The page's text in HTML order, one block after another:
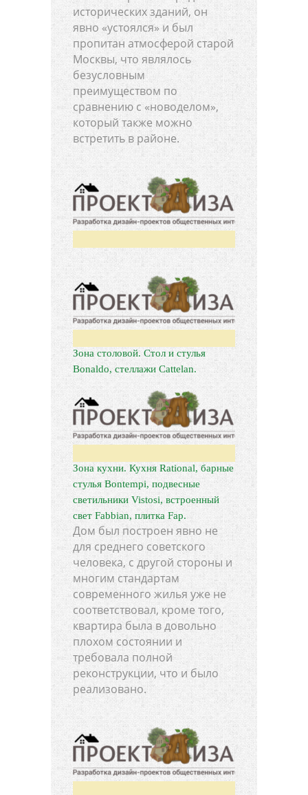
исторических зданий, он
явно «устоялся» и был
пропитан атмосферой старой
Москвы, что являлось
безусловным
преимуществом по
сравнению с «новоделом»,
который также можно
встретить в районе.
Зона столовой. Стол и стулья
Bonaldo, стеллажи Cattelan.
Зона кухни. Кухня Rational, барные
стулья Bontempi, подвесные
светильники Vistosi, встроенный
свет Fabbian, плитка Fap.
Дом был построен явно не
для среднего советского
человека, с другой стороны и
многим стандартам
современного жилья уже не
соответствовал, кроме того,
квартира была в довольно
плохом состоянии и
требовала полной
реконструкции, что и было
реализовано.